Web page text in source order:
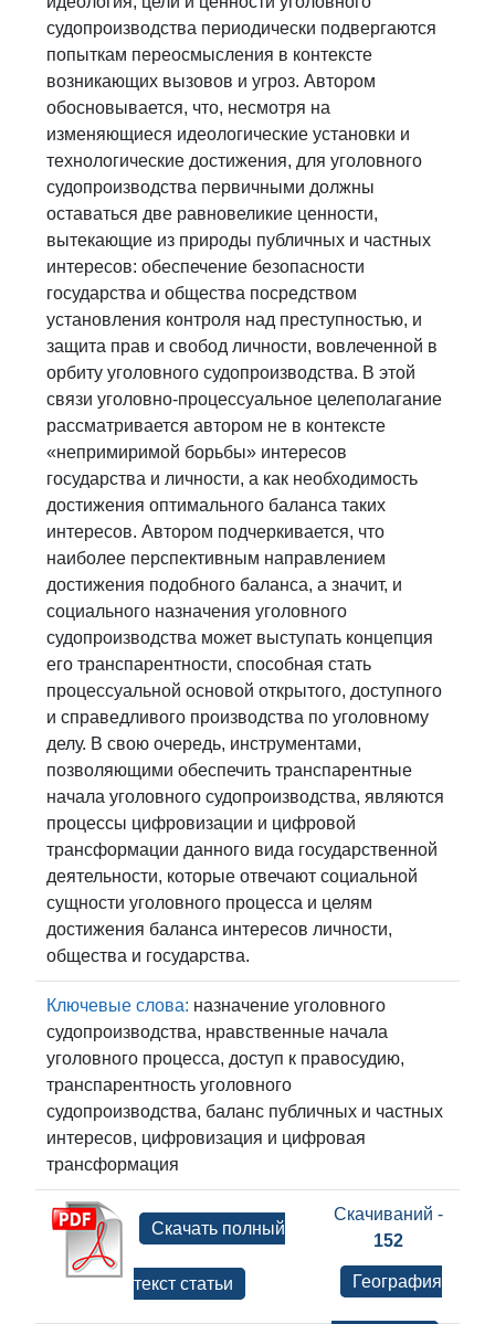
судопроизводства периодически подвергаются
попыткам переосмысления в контексте
возникающих вызовов и угроз. Автором
обосновывается, что, несмотря на
изменяющиеся идеологические установки и
технологические достижения, для уголовного
судопроизводства первичными должны
оставаться две равновеликие ценности,
вытекающие из природы публичных и частных
интересов: обеспечение безопасности
государства и общества посредством
установления контроля над преступностью, и
защита прав и свобод личности, вовлеченной в
орбиту уголовного судопроизводства. В этой
связи уголовно-процессуальное целеполагание
рассматривается автором не в контексте
«непримиримой борьбы» интересов
государства и личности, а как необходимость
достижения оптимального баланса таких
интересов. Автором подчеркивается, что
наиболее перспективным направлением
достижения подобного баланса, а значит, и
социального назначения уголовного
судопроизводства может выступать концепция
его транспарентности, способная стать
процессуальной основой открытого, доступного
и справедливого производства по уголовному
делу. В свою очередь, инструментами,
позволяющими обеспечить транспарентные
начала уголовного судопроизводства, являются
процессы цифровизации и цифровой
трансформации данного вида государственной
деятельности, которые отвечают социальной
сущности уголовного процесса и целям
достижения баланса интересов личности,
общества и государства.
Ключевые слова: назначение уголовного
судопроизводства, нравственные начала
уголовного процесса, доступ к правосудию,
транспарентность уголовного
судопроизводства, баланс публичных и частных
интересов, цифровизация и цифровая
трансформация
Скачиваний -
152
География
Скачать полный
текст статьи